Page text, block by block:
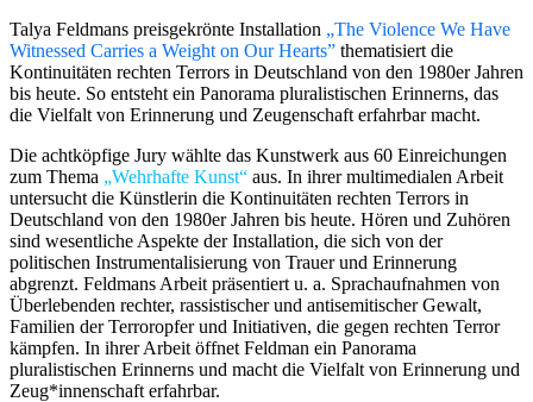
Talya Feldmans preisgekrönte Installation „The Violence We Have
Witnessed Carries a Weight on Our Hearts” thematisiert die
Kontinuitäten rechten Terrors in Deutschland von den 1980er Jahren
bis heute. So entsteht ein Panorama pluralistischen Erinnerns, das
die Vielfalt von Erinnerung und Zeugenschaft erfahrbar macht.
Die achtköpfige Jury wählte das Kunstwerk aus 60 Einreichungen
zum Thema „Wehrhafte Kunst“ aus. In ihrer multimedialen Arbeit
untersucht die Künstlerin die Kontinuitäten rechten Terrors in
Deutschland von den 1980er Jahren bis heute. Hören und Zuhören
sind wesentliche Aspekte der Installation, die sich von der
politischen Instrumentalisierung von Trauer und Erinnerung
abgrenzt. Feldmans Arbeit präsentiert u. a. Sprachaufnahmen von
Überlebenden rechter, rassistischer und antisemitischer Gewalt,
Familien der Terroropfer und Initiativen, die gegen rechten Terror
kämpfen. In ihrer Arbeit öffnet Feldman ein Panorama
pluralistischen Erinnerns und macht die Vielfalt von Erinnerung und
Zeug*innenschaft erfahrbar.